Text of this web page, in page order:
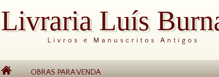
Livraria Luís
Livros e Manuscritos Antigos
OBRAS PARA VENDA